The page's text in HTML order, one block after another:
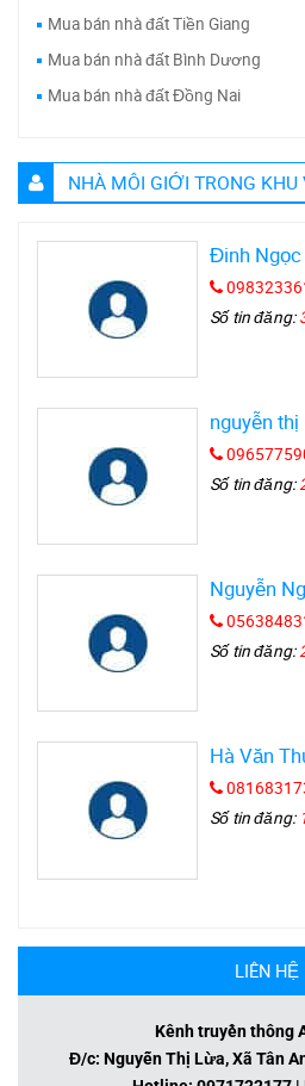
Mua bán nhà đất Tiền Giang
Mua bán nhà đất Bình Dương
Mua bán nhà đất Đồng Nai
NHÀ MÔI GIỚI TRONG
Đinh Ngọc
Số tin đăng:
nguyễn
Số tin đăng:
Nguyễn
Số tin đăng:
Hà Văn
Số tin đăng:
LIÊN HỆ
Kênh truyền thông
Đ/c: Nguyễn Thị Lừa, Xã Tân